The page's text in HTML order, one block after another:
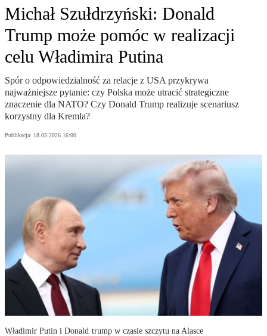
Michał Szułdrzyński: Donald
Trump może pomóc w realizacji
celu Władimira Putina
Spór o odpowiedzialność za relacje z USA przykrywa
najważniejsze pytanie: czy Polska może utracić strategiczne
znaczenie dla NATO? Czy Donald Trump realizuje scenariusz
korzystny dla Kremla?
Publikacja: 18.05.2026 16:00
Władimir Putin i Donald trump w czasie szczytu na Alasce